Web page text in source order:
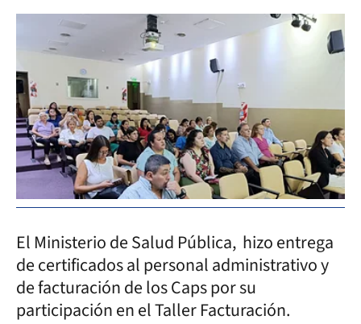
El Ministerio de Salud Pública, hizo entrega
de certificados al personal administrativo y
de facturación de los Caps por su
participación en el Taller Facturación.